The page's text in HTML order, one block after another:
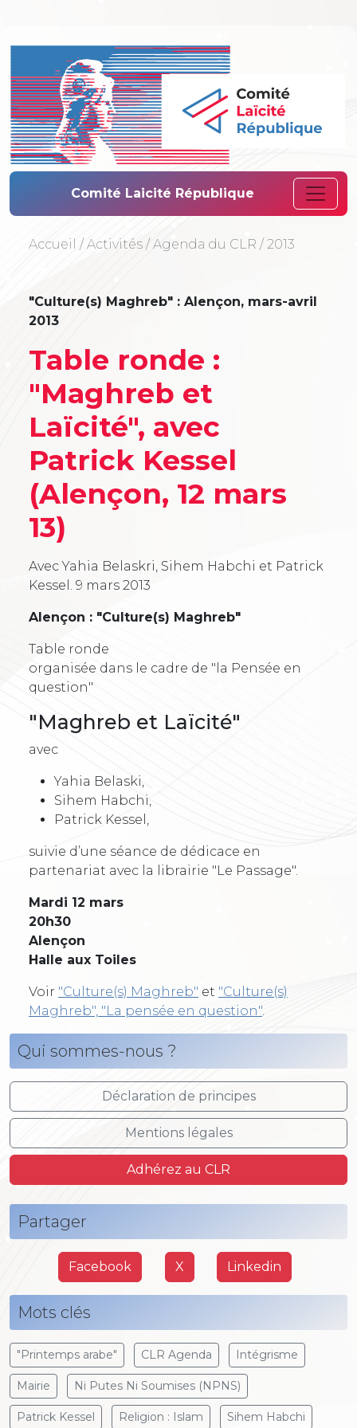
Comité Laïcité
Comité Laicité République
Accueil / Activités / Agenda du CLR / 2013
"Culture(s) Maghreb" : Alençon, mars-avril
2013
Table ronde :
"Maghreb et
Laïcité", avec
Patrick Kessel
(Alençon, 12 mars
13)
Avec Yahia Belaskri, Sihem Habchi et Patrick
Kessel.
9 mars 2013
Alençon : "Culture(s) Maghreb"
Table ronde
organisée dans le cadre de "la Pensée en
question"
"Maghreb et Laïcité"
avec
Yahia Belaski,
Sihem Habchi,
Patrick Kessel,
suivie d’une séance de dédicace en
partenariat avec la librairie "Le Passage".
Mardi 12 mars
20h30
Alençon
Halle aux Toiles
Voir "Culture(s) Maghreb" et "Culture(s)
Maghreb", "La pensée en question"
Qui sommes-nous ?
Déclaration de principes
Mentions légales
Adhérez au CLR
Partager
Facebook X Linkedin
Mots clés
"Printemps arabe" CLR Agenda Intégrisme
Mairie Ni Putes Ni Soumises (NPNS)
Patrick Kessel Religion : Islam Sihem Habchi